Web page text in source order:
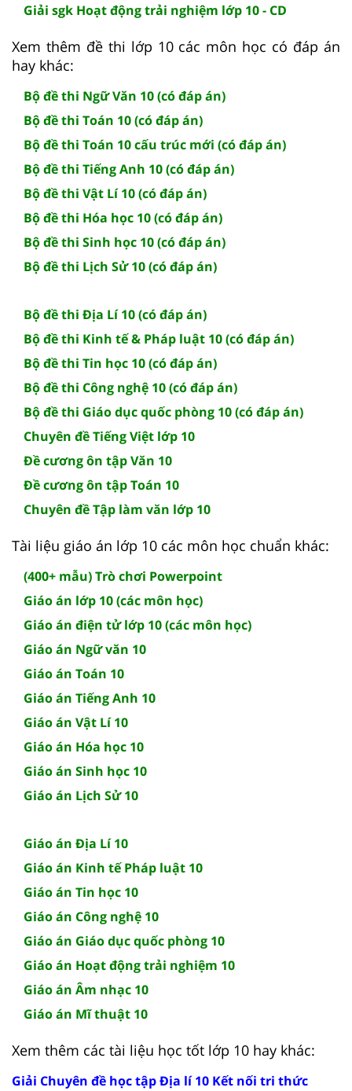
Giải sgk Hoạt động trải nghiệm lớp 10 - CD
Xem thêm đề thi lớp 10 các môn học có đáp án
hay khác:
Bộ đề thi Ngữ Văn 10 (có đáp án)
Bộ đề thi Toán 10 (có đáp án)
Bộ đề thi Toán 10 cấu trúc mới (có đáp án)
Bộ đề thi Tiếng Anh 10 (có đáp án)
Bộ đề thi Vật Lí 10 (có đáp án)
Bộ đề thi Hóa học 10 (có đáp án)
Bộ đề thi Sinh học 10 (có đáp án)
Bộ đề thi Lịch Sử 10 (có đáp án)
Bộ đề thi Địa Lí 10 (có đáp án)
Bộ đề thi Kinh tế & Pháp luật 10 (có đáp án)
Bộ đề thi Tin học 10 (có đáp án)
Bộ đề thi Công nghệ 10 (có đáp án)
Bộ đề thi Giáo dục quốc phòng 10 (có đáp án)
Chuyên đề Tiếng Việt lớp 10
Đề cương ôn tập Văn 10
Đề cương ôn tập Toán 10
Chuyên đề Tập làm văn lớp 10
Tài liệu giáo án lớp 10 các môn học chuẩn khác:
(400+ mẫu) Trò chơi Powerpoint
Giáo án lớp 10 (các môn học)
Giáo án điện tử lớp 10 (các môn học)
Giáo án Ngữ văn 10
Giáo án Toán 10
Giáo án Tiếng Anh 10
Giáo án Vật Lí 10
Giáo án Hóa học 10
Giáo án Sinh học 10
Giáo án Lịch Sử 10
Giáo án Địa Lí 10
Giáo án Kinh tế Pháp luật 10
Giáo án Tin học 10
Giáo án Công nghệ 10
Giáo án Giáo dục quốc phòng 10
Giáo án Hoạt động trải nghiệm 10
Giáo án Âm nhạc 10
Giáo án Mĩ thuật 10
Xem thêm các tài liệu học tốt lớp 10 hay khác:
Giải Chuyên đề học tập Địa lí 10 Kết nối tri thức